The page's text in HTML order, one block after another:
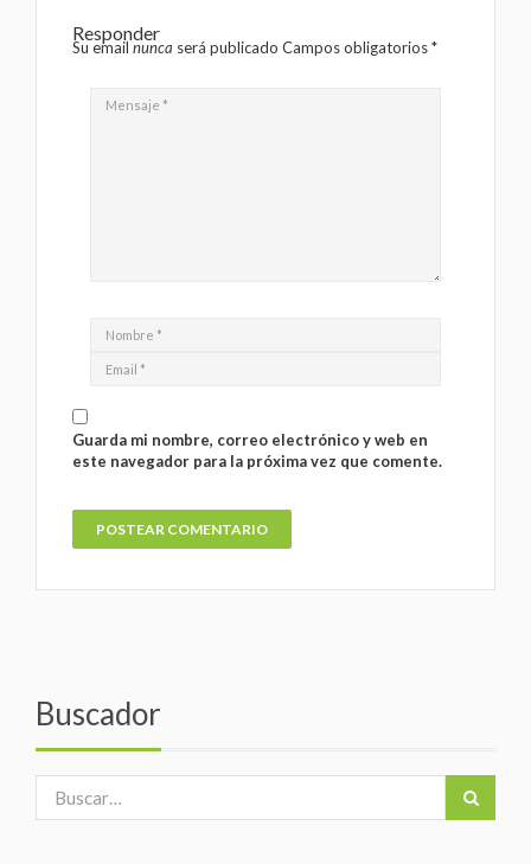
Responder
Su email nunca será publicado Campos obligatorios*
Guarda mi nombre, correo electrónico y web en
este navegador para la próxima vez que comente.
Buscador